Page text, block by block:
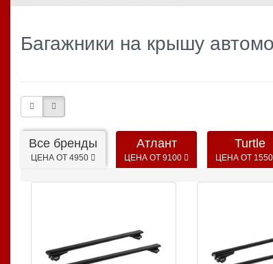
Багажники на крышу
Все бренды
ЦЕНА ОТ 4950
Атлант
ЦЕНА ОТ 9100
Turtle
ЦЕНА ОТ